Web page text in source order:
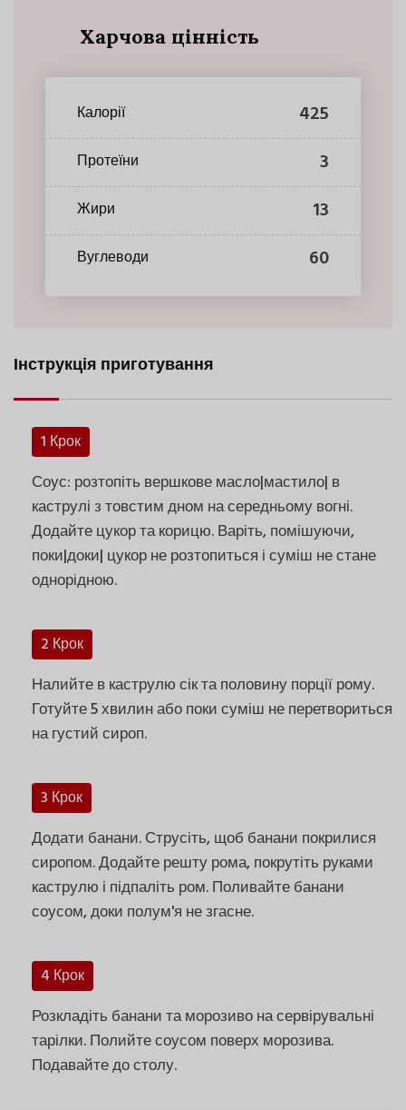
Харчова цінність
Калорії 425
Протеїни 3
Жири 13
Вуглеводи 60
Інструкція приготування
1 Крок
Соус: розтопіть вершкове масло|мастило| в
каструлі з товстим дном на середньому вогні.
Додайте цукор та корицю. Варіть, помішуючи,
поки|доки| цукор не розтопиться і суміш не стане
однорідною.
2 Крок
Налийте в каструлю сік та половину порції рому.
Готуйте 5 хвилин або поки суміш не перетвориться
на густий сироп.
3 Крок
Додати банани. Струсіть, щоб банани покрилися
сиропом. Додайте решту рома, покрутіть руками
каструлю і підпаліть ром. Поливайте банани
соусом, доки полум'я не згасне.
4 Крок
Розкладіть банани та морозиво на сервірувальні
тарілки. Полийте соусом поверх морозива.
Подавайте до столу.